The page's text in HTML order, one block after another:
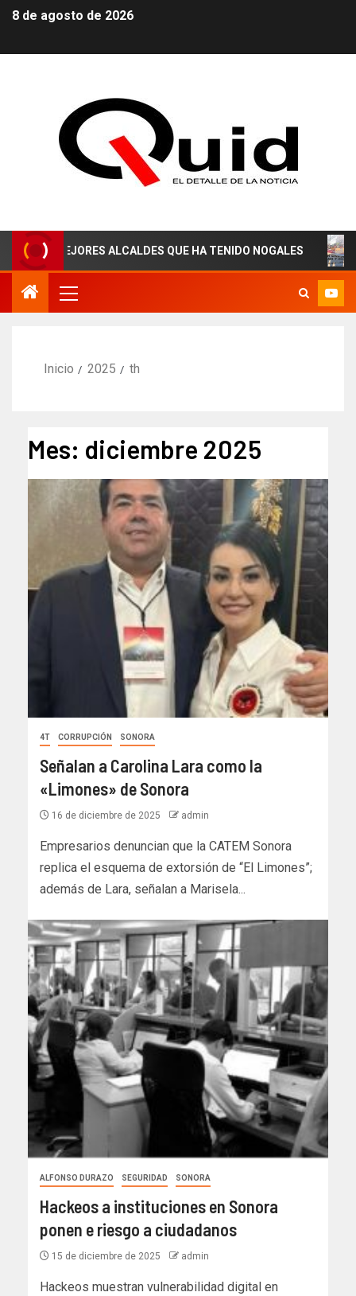
8 de agosto de 2026
ALCALDES QUE HA TENIDO NOGALES
Inicio 2025 th
Mes: diciembre 2025
4T CORRUPCIÓN SONORA
Señalan a Carolina Lara como la
«Limones» de Sonora
16 de diciembre de 2025 admin
Empresarios denuncian que la CATEM Sonora
replica el esquema de extorsión de “El Limones”;
además de Lara, señalan a Marisela...
ALFONSO DURAZO SEGURIDAD SONORA
Hackeos a instituciones en Sonora
ponen e riesgo a ciudadanos
15 de diciembre de 2025 admin
Hackeos muestran vulnerabilidad digital en